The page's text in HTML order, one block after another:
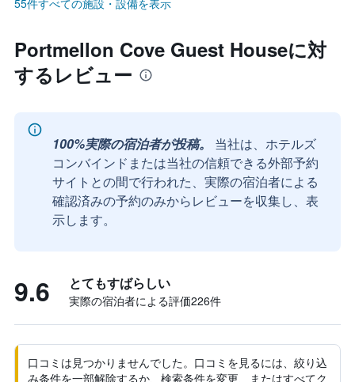
55件すべての施設・設備を表示
Portmellon Cove Guest Houseに対
するレビュー
100%実際の宿泊者が投稿。
当社は、ホテルズ
コンバインドまたは当社の信頼できる外部予約
サイトとの間で行われた、実際の宿泊者による
確認済みの予約のみからレビューを収集し、表
示します。
9.6 とてもすばらしい
実際の宿泊者による評価226​件
口コミは見つかりませんでした。口コミを見るには、絞り込
み条件を一部解除するか、検索条件を変更、またはすべてク